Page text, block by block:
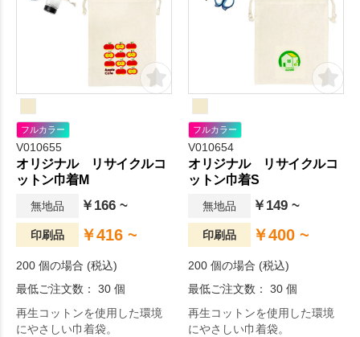
フルカラー
V010655
オリジナル リサイクルコ
ットン巾着M
無地品 ￥166 ~
印刷品 ￥416 ~
200 個の場合 (税込)
最低ご注文数： 30 個
再生コットンを使用した環境
にやさしい巾着袋。
フルカラー
V010654
オリジナル リサイクルコ
ットン巾着S
無地品 ￥149 ~
印刷品 ￥400 ~
200 個の場合 (税込)
最低ご注文数： 30 個
再生コットンを使用した環境
にやさしい巾着袋。